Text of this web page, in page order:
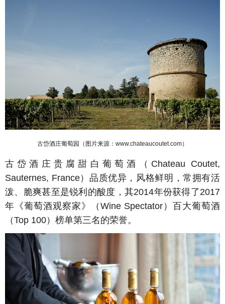
古岱酒庄葡萄园（图片来源：www.chateaucoutet.com）
古岱酒庄贵腐甜白葡萄酒（Chateau Coutet,
Sauternes, France）品质优异，风格鲜明，常拥有活
泼、脆爽甚至是锐利的酸度，其2014年份获得了2017
年《葡萄酒观察家》（Wine Spectator）百大葡萄酒
（Top 100）榜单第三名的荣誉。